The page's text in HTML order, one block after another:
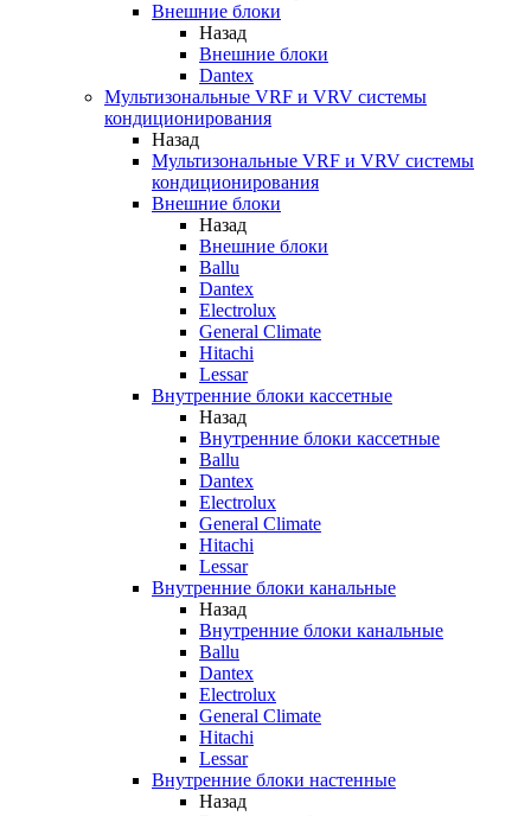
Внешние блоки
Назад
Внешние блоки
Dantex
Мультизональные VRF и VRV системы
кондиционирования
Назад
Мультизональные VRF и VRV системы
кондиционирования
Внешние блоки
Назад
Внешние блоки
Ballu
Dantex
Electrolux
General Climate
Hitachi
Lessar
Внутренние блоки кассетные
Назад
Внутренние блоки кассетные
Ballu
Dantex
Electrolux
General Climate
Hitachi
Lessar
Внутренние блоки канальные
Назад
Внутренние блоки канальные
Ballu
Dantex
Electrolux
General Climate
Hitachi
Lessar
Внутренние блоки настенные
Назад